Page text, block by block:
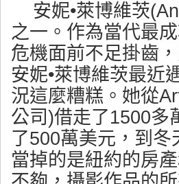
安妮•萊博維茨
之一。作為當代最
危機面前不足掛齒
安妮•萊博維茨最近
況這麼糟糕。她從
公司)借走了1500多
了500萬美元，到
當掉的是紐約的房